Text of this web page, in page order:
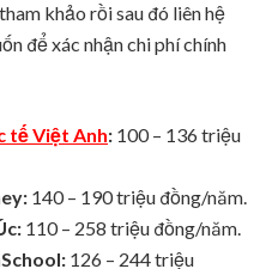
khảo rồi sau đó liên hệ
để xác nhận chi phí chính
tế Việt Anh: 100 – 136 triệu
140 – 190 triệu đồng/năm.
110 – 258 triệu đồng/năm.
126 – 244 triệu